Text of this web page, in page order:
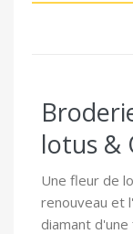
lotus &
Une fleur de
renouveau et
diamant